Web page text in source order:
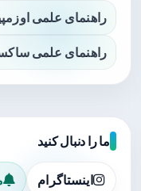
راهنمای علمی
راهنمای علمی
ما را دنبال کنید
اینستاگرام